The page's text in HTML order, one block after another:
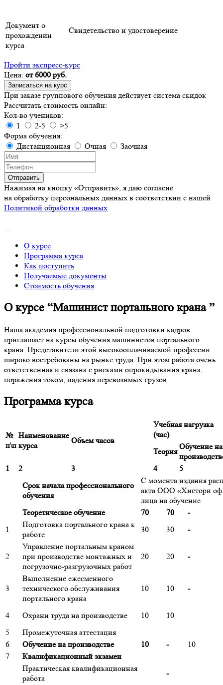
Документ о
прохождении
курса
Свидетельство и удостоверение
Пройти экспресс-курс
Цена: от 6000 руб.
Записаться на курс
При заказе группового обучения действует система скидок
Рассчитать стоимость онлайн:
Кол-во учеников:
1
2-5
>5
Форма обучения:
Дистанционная
Очная Заочная
Отправить
Нажимая на кнопку «Отправить», я даю согласие
на обработку персональных данных в соответствии с нашей
Политикой обработки данных
...
О курсе
Программа курса
Как поступить
Получаемые документы
Стоимость обучения
О курсе “Машинист портального крана ”
Наша академия профессиональной подготовки кадров
приглашает на курсы обучения машинистов портального
крана. Представители этой высокооплачиваемой профессии
широко востребованы на рынке труда. При этом работа очень
ответственная и связана с рисками опрокидывания крана,
поражения током, падения перевозимых грузов.
Программа курса
№
п\п
Наименование
курса
Объем часов
Учебная нагрузка
(час)
Теория
Обучение на
1
2 3 4
5
Срок начала профессионального
обучения
С момента издания
акта ООО «Хистори
лица на обучение
Теоретическое обучение
70 70
-
1
Подготовка портального крана к
работе
30 30 -
2
Управление портальным краном
при производстве монтажных и
погрузочно-разгрузочных работ
20 20 -
3
Выполнение ежесменного
технического обслуживания
портального крана
10 10 -
4 Охрани труда на производстве 10
10
5
Промежуточная аттестация
6
Обучение на производстве 10 -
10
7
Квалификационный экзамен
Практическая квалификационная
работа
-